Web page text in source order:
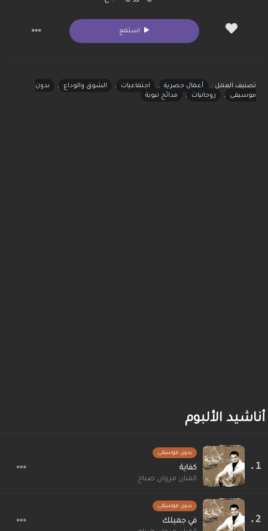
استمع
تصنيف العمل : أعمال حصرية , اجتماعيات , الشوق والوداع ,
بدون
موسيقى
, روحانيات , مدائح نبوية
أناشيد الألبوم
بدون موسيقى
كفاية
الفنان مروان صباح
بدون موسيقى
في جميلك